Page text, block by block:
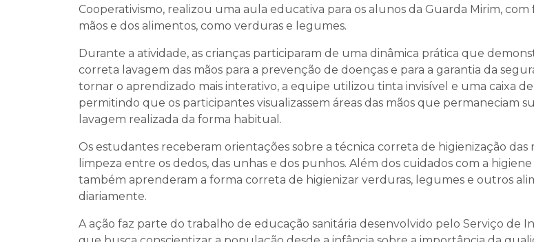
Cooperativismo, realizou uma aula educativa para os alunos da Guarda Mirim, com
mãos e dos alimentos, como verduras e legumes.
Durante a atividade, as crianças participaram de uma dinâmica prática que
correta lavagem das mãos para a prevenção de doenças e para a garantia da
tornar o aprendizado mais interativo, a equipe utilizou tinta invisível e uma caixa
permitindo que os participantes visualizassem áreas das mãos que permaneciam
lavagem realizada da forma habitual.
Os estudantes receberam orientações sobre a técnica correta de higienização das
limpeza entre os dedos, das unhas e dos punhos. Além dos cuidados com a higiene
também aprenderam a forma correta de higienizar verduras, legumes e outros
diariamente.
A ação faz parte do trabalho de educação sanitária desenvolvido pelo Serviço de